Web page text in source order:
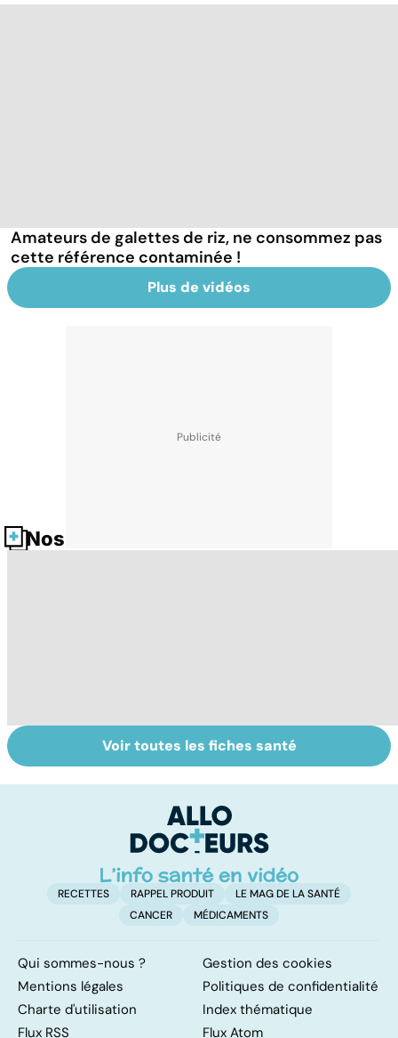
Amateurs de galettes de riz, ne consommez pas
cette référence contaminée !
Plus de vidéos
Nos fiches santé
Tout savoir sur
les infections
Inflammation des
amygdales : que
d'angine ?
Voir toutes les fiches santé
RECETTES RAPPEL PRODUIT
LE MAG DE LA SANTÉ
CANCER
MÉDICAMENTS
Qui sommes-nous ?
Gestion des cookies
Mentions légales
Politiques de confidentialité
Charte d'utilisation
Index thématique
Flux RSS
Flux Atom